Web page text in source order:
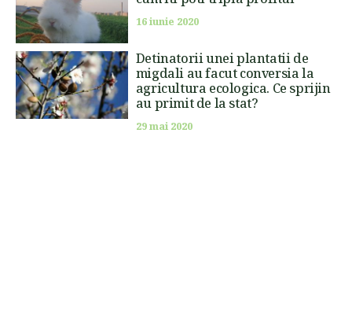
16 iunie 2020
Detinatorii unei plantatii de
migdali au facut conversia la
agricultura ecologica. Ce sprijin
au primit de la stat?
29 mai 2020